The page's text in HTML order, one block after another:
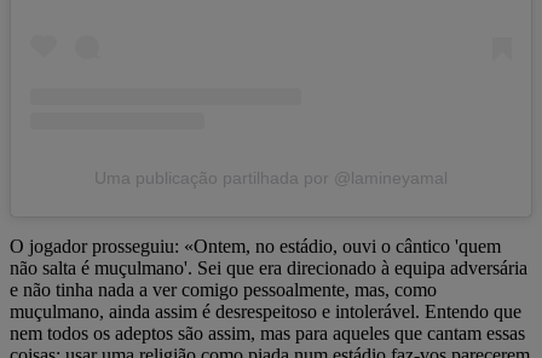
Uma publicação partilhada por @lamineyamal
O jogador prosseguiu: «Ontem, no estádio, ouvi o cântico 'quem
não salta é muçulmano'. Sei que era direcionado à equipa adversária
e não tinha nada a ver comigo pessoalmente, mas, como
muçulmano, ainda assim é desrespeitoso e intolerável. Entendo que
nem todos os adeptos são assim, mas para aqueles que cantam essas